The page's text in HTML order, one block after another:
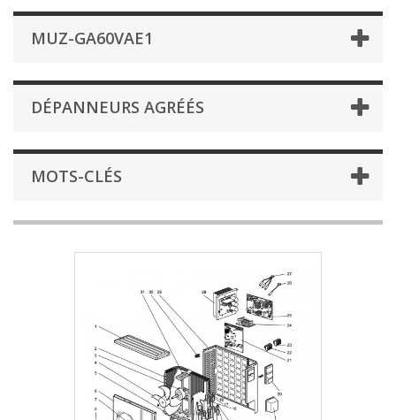
MUZ-GA60VAE1
DÉPANNEURS AGRÉÉS
MOTS-CLÉS